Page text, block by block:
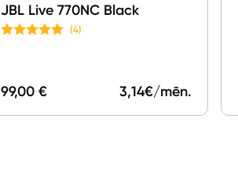
JBL Live 770NC Black
(4)
99,00 € 3,14€/mēn.